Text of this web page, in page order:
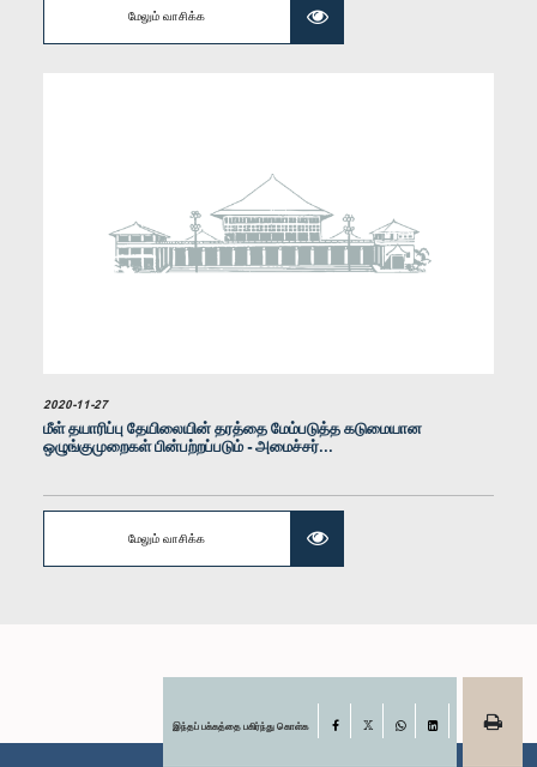
கௌரவ சட்டத்தரணி உதயன கிரிந்திகொட, பா.உ.
உறுப்பினர்
கௌரவ எம். ராமேஷ்வரன், பா.உ.
மேலும் வாசிக்க
2020-11-27
மீள் தயாரிப்பு தேயிலையின் தரத்தை மேம்படுத்த கடுமையான
ஒழுங்குமுறைகள் பின்பற்றப்படும் - அமைச்சர்...
மேலும் வாசிக்க
இந்தப் பக்கத்தை பகிர்ந்து கொள்க Facebook
LinkedIn